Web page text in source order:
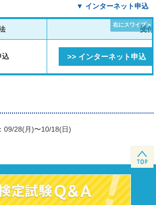
▼ インターネット申込
受付
込 >> インターネット申込
：09/28(月)〜10/18(日)